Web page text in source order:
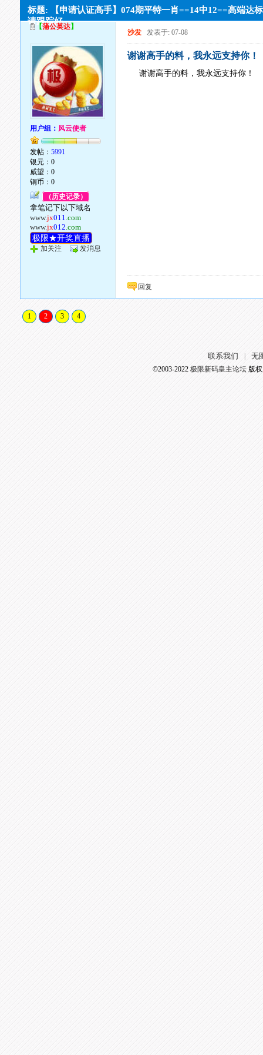
标题: 【申请认证高手】074期平特一肖==14中12==高端达
请跟踪好
【蒲公英达】
用户组： 风云使者
发帖：5991
银元：0
威望：0
铜币：0
（历史记录）
拿笔记下以下域名
www.jx011.com
www.jx012.com
极限★开奖直播
加关注 发消息
沙发 发表于: 07-08
谢谢高手的料，我永远支持你！
谢谢高手的料，我永远支持你！
回复
1 2 3 4
联系我们 无
©2003-2022 极限新码皇主论坛版权